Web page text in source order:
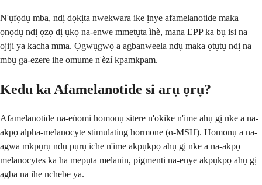
N'ụfọdụ mba, ndị dọkịta nwekwara ike ịnye afamelanotide maka
ọnọdụ ndị ọzọ dị ụkọ na-enwe mmetụta ìhè, mana EPP ka bụ isi na
ojiji ya kacha mma. Ọgwụgwọ a agbanweela ndụ maka ọtụtụ ndị na
mbụ ga-ezere ihe omume n'èzí kpamkpam.
Kedu ka Afamelanotide si arụ ọrụ?
Afamelanotide na-eṅomi homonụ sitere n'okike n'ime ahụ gị nke a na-
akpọ alpha-melanocyte stimulating hormone (α-MSH). Homonụ a na-
agwa mkpụrụ ndụ pụrụ iche n'ime akpụkpọ ahụ gị nke a na-akpọ
melanocytes ka ha mepụta melanin, pigmenti na-enye akpụkpọ ahụ gị
agba na ihe nchebe ya.